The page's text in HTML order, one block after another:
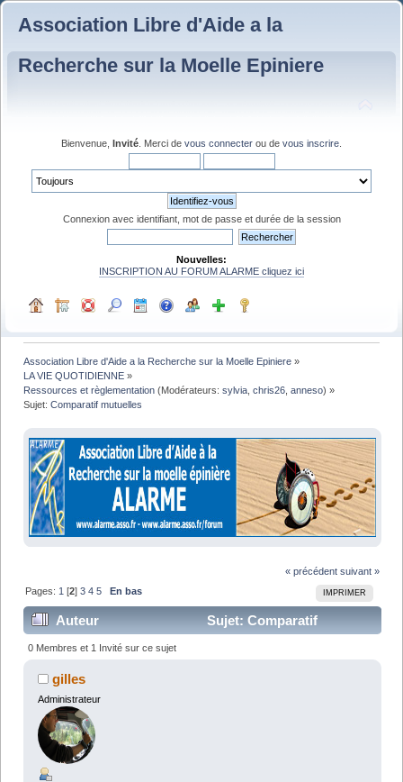
Association Libre d'Aide a la
Recherche sur la Moelle Epiniere
Bienvenue, Invité . Merci de vous connecter ou de vous inscrire
Connexion avec identifiant, mot de passe et durée de la session
Nouvelles:
INSCRIPTION AU FORUM ALARME cliquez ici
Association Libre d'Aide a la Recherche sur la Moelle Epiniere »
LA VIE QUOTIDIENNE »
Ressources et règlementation (Modérateurs:sylvia ,chris26 ,anneso) »
Sujet:Comparatif mutuelles
« précédent suivant »
IMPRIMER
Pages: 1 [2]3 4 5 En bas
Auteur
Sujet: Comparatif
mutuelles (Lu 102778 fois)
0 Membres et 1 Invité sur ce sujet
gilles
Administrateur